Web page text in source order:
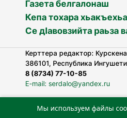
Газета белгалонаш
Кепа тохара хьакъехьа
Се дӀавовзийта раьза
Керттера редактор:
386101, Республика
8 (8734) 77-10-85
E-mail: serdalo@yandex.ru
«Сердало» газета
Мы используем файлы